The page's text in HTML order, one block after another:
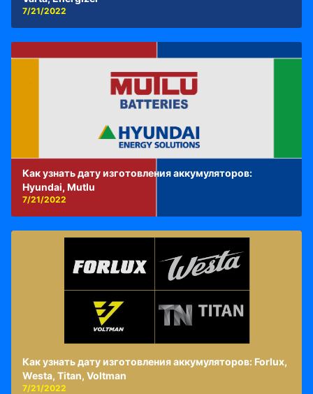
7/21/2022
Как узнать дату изготовления аккумуляторов:
Hyundai, Mutlu
7/21/2022
Как узнать дату изготовления аккумуляторов: Forlux,
Westa, Titan, Voltman
7/21/2022